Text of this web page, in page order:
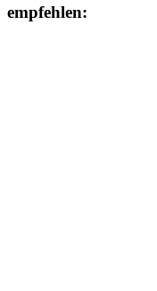
empfehlen: